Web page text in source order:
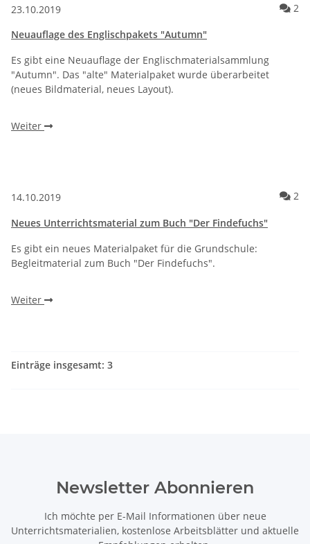
23.10.2019 2
Neuauflage des Englischpakets "Autumn"
Es gibt eine Neuauflage der Englischmaterialsammlung
"Autumn". Das "alte" Materialpaket wurde überarbeitet
(neues Bildmaterial, neues Layout).
Weiter
14.10.2019 2
Neues Unterrichtsmaterial zum Buch "Der Findefuchs"
Es gibt ein neues Materialpaket für die Grundschule:
Begleitmaterial zum Buch "Der Findefuchs".
Weiter
Einträge insgesamt: 3
Newsletter Abonnieren
Ich möchte per E-Mail Informationen über neue
Unterrichtsmaterialien, kostenlose Arbeitsblätter und aktuelle